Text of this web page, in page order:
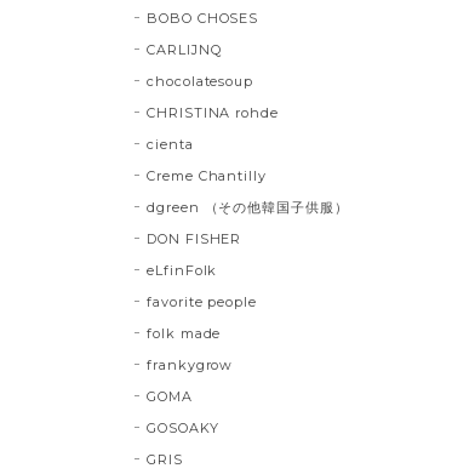
BOBO CHOSES
CARLIJNQ
chocolatesoup
CHRISTINA rohde
cienta
Creme Chantilly
dgreen （その他韓国子供服）
DON FISHER
eLfinFolk
favorite people
folk made
frankygrow
GOMA
GOSOAKY
GRIS